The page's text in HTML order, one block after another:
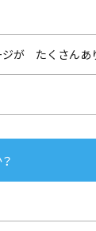
が たくさんあ